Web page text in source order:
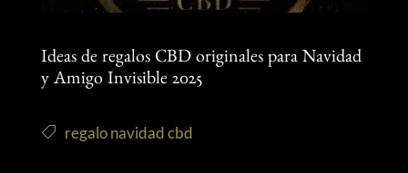
Ideas de regalos CBD originales para Navidad
y Amigo Invisible 2025
regalo navidad cbd